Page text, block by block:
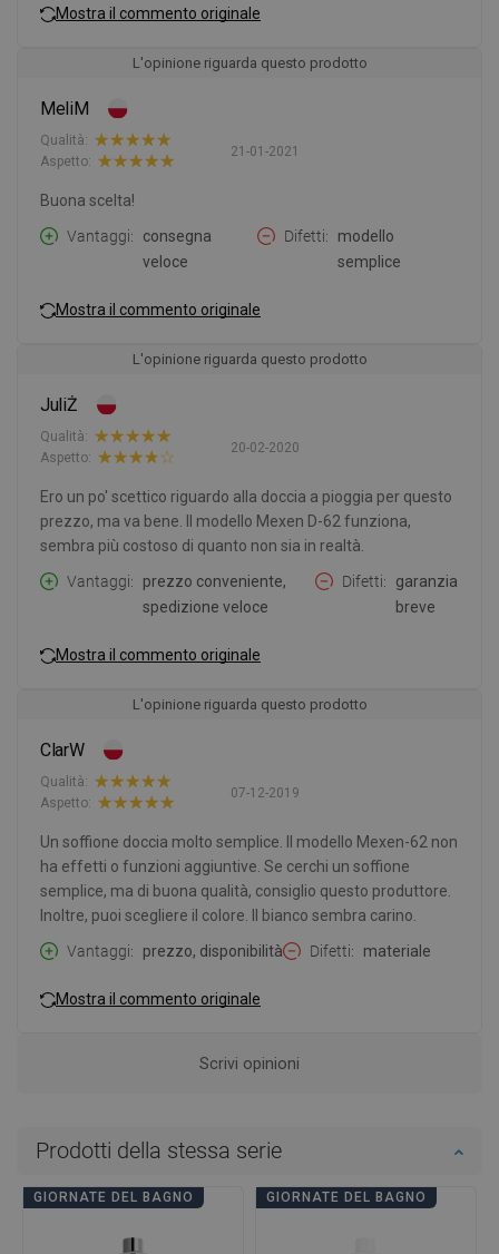
Mostra il commento originale
L'opinione riguarda questo prodotto
MeliM
21-01-2021
Qualità:
Aspetto:
Buona scelta!
Vantaggi
consegna
veloce
Difetti
modello
semplice
Mostra il commento originale
L'opinione riguarda questo prodotto
JuliŻ
20-02-2020
Qualità:
Aspetto:
Ero un po' scettico riguardo alla doccia a pioggia per questo
prezzo, ma va bene. Il modello Mexen D-62 funziona,
sembra più costoso di quanto non sia in realtà.
Vantaggi
prezzo conveniente,
spedizione veloce
Difetti
garanzia
breve
Mostra il commento originale
L'opinione riguarda questo prodotto
ClarW
07-12-2019
Qualità:
Aspetto:
Un soffione doccia molto semplice. Il modello Mexen-62 non
ha effetti o funzioni aggiuntive. Se cerchi un soffione
semplice, ma di buona qualità, consiglio questo produttore.
Inoltre, puoi scegliere il colore. Il bianco sembra carino.
Vantaggi
prezzo, disponibilità Difetti materiale
Mostra il commento originale
Scrivi opinioni
Prodotti della stessa serie
GIORNATE DEL BAGNO GIORNATE DEL BAGNO